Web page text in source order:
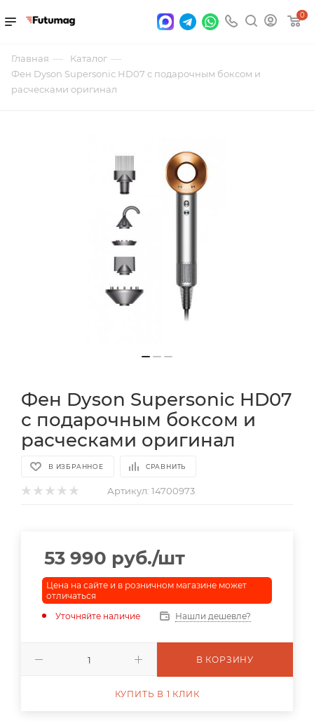
0
Главная — Каталог —
Фен Dyson Supersonic HD07 с подарочным боксом и
расческами оригинал
Фен Dyson Supersonic HD07
с подарочным боксом и
расческами оригинал
В ИЗБРАННОЕ СРАВНИТЬ
Артикул: 14700973
53 990 руб./шт
Цена на сайте и в розничном магазине может
отличаться
Уточняйте наличие
Нашли дешевле?
В КОРЗИНУ
КУПИТЬ В 1 КЛИК